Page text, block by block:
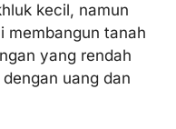
kecil, namun
membangun tanah
yang rendah
uang dan